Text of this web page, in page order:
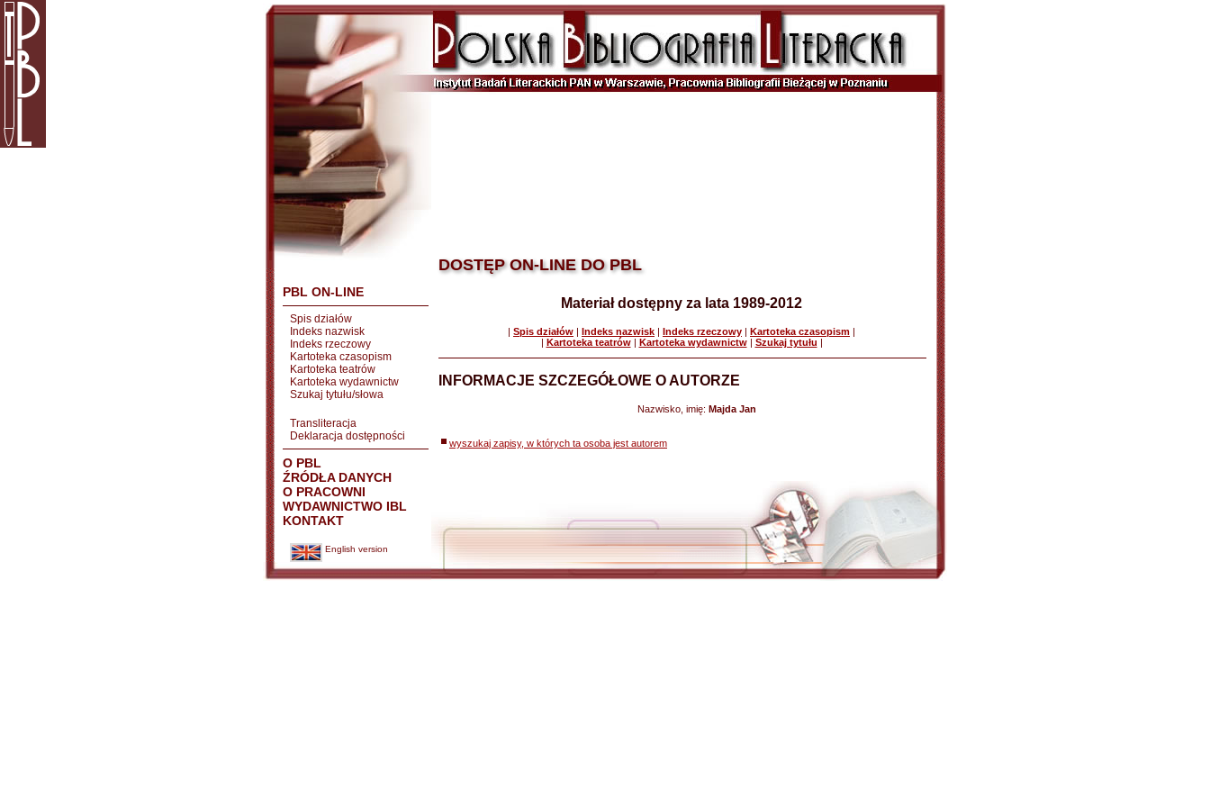
PBL ON-LINE
Spis działów
Indeks nazwisk
Indeks rzeczowy
Kartoteka czasopism
Kartoteka teatrów
Kartoteka wydawnictw
Szukaj tytułu/słowa
Transliteracja
Deklaracja dostępności
O PBL
ŹRÓDŁA DANYCH
O PRACOWNI
WYDAWNICTWO IBL
KONTAKT
English version
DOSTĘP ON-LINE DO PBL
Materiał dostępny za lata 1989-2012
| Spis działów | Indeks nazwisk | Indeks rzeczowy | Kartoteka czasopism |
| Kartoteka teatrów| Kartoteka wydawnictw| Szukaj tytułu |
INFORMACJE SZCZEGÓŁOWE O AUTORZE
Nazwisko, imię: Majda Jan
wyszukaj zapisy, w których ta osoba jest autorem